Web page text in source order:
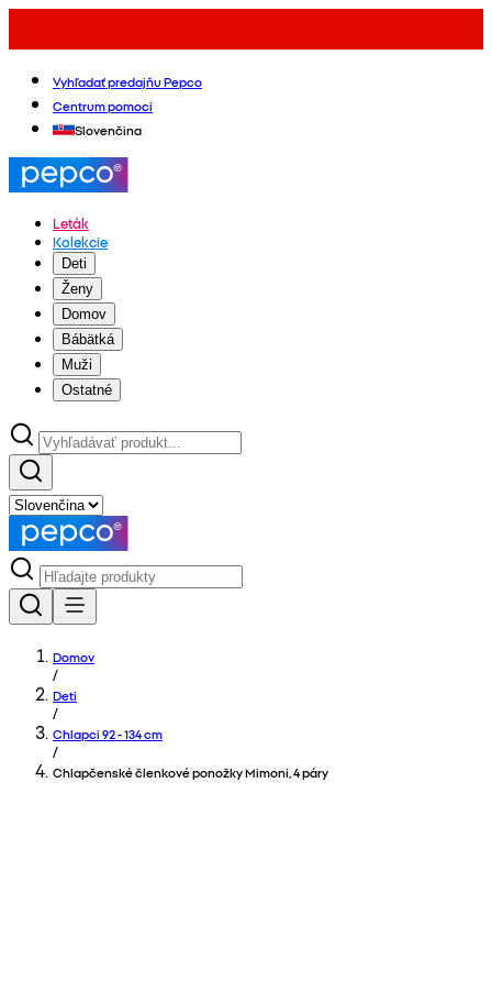
Vyhľadať predajňu Pepco
Centrum pomoci
Slovenčina
Leták
Kolekcie
Deti
Ženy
Domov
Bábätká
Muži
Ostatné
Domov
/
Deti
/
Chlapci 92 - 134 cm
/
Chlapčenské členkové ponožky Mimoni, 4 páry